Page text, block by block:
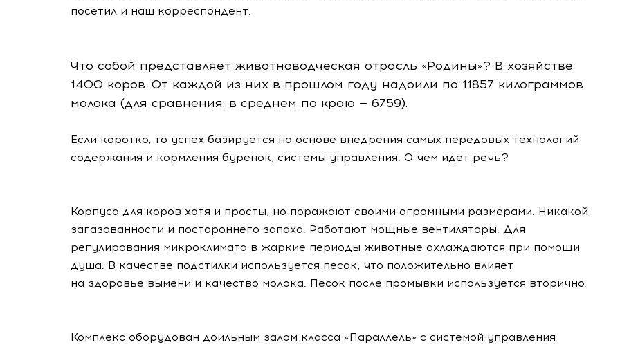
посетил и наш корреспондент.
Что собой представляет животноводческая отрасль «Родины»? В хозяйстве
1400 коров. От каждой из них в прошлом году надоили по 11857 килограммов
молока (для сравнения: в среднем по краю — 6759).
Если коротко, то успех базируется на основе внедрения самых передовых технологий
содержания и кормления буренок, системы управления. О чем идет речь?
Корпуса для коров хотя и просты, но поражают своими огромными размерами. Никакой
загазованности и постороннего запаха. Работают мощные вентиляторы. Для
регулирования микроклимата в жаркие периоды животные охлаждаются при помощи
душа. В качестве подстилки используется песок, что положительно влияет
на здоровье вымени и качество молока. Песок после промывки используется вторично.
Комплекс оборудован доильным залом класса «Параллель» с системой управления